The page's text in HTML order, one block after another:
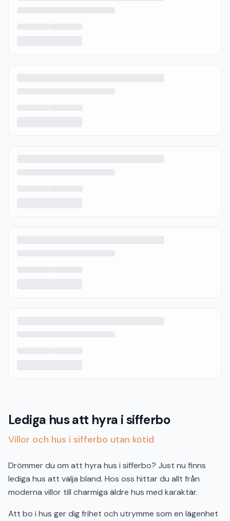
Lediga hus att hyra i sifferbo
Villor och hus i sifferbo utan kötid
Drömmer du om att hyra hus i sifferbo? Just nu finns
lediga hus att välja bland. Hos oss hittar du allt från
moderna villor till charmiga äldre hus med karaktär.
Att bo i hus ger dig frihet och utrymme som en lägenhet